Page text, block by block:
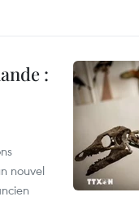
:
nouvel